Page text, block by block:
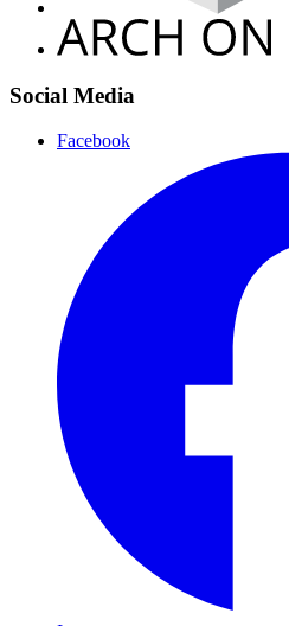
Social Media
Facebook